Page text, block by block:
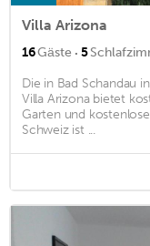
Villa Arizona
16Gäste · 5
Die in Bad Schandau
Villa Arizona bietet
Garten und
Schweiz ist ...